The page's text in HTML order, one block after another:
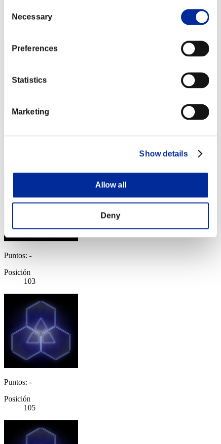
Selection
Necessary
Preferences
Statistics
Marketing
Show details
Allow all
Deny
Posición
Puntos: -
Posición
103
Puntos: -
Posición
105